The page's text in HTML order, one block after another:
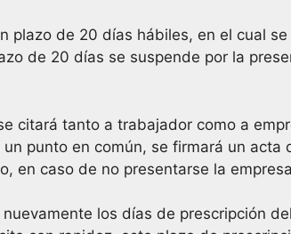
plazo de 20 días hábiles​, en el cual
de 20 días se suspende por la
citará tanto a trabajador como a
punto en común, se firmará un
en caso de no presentarse la
los días de prescripción